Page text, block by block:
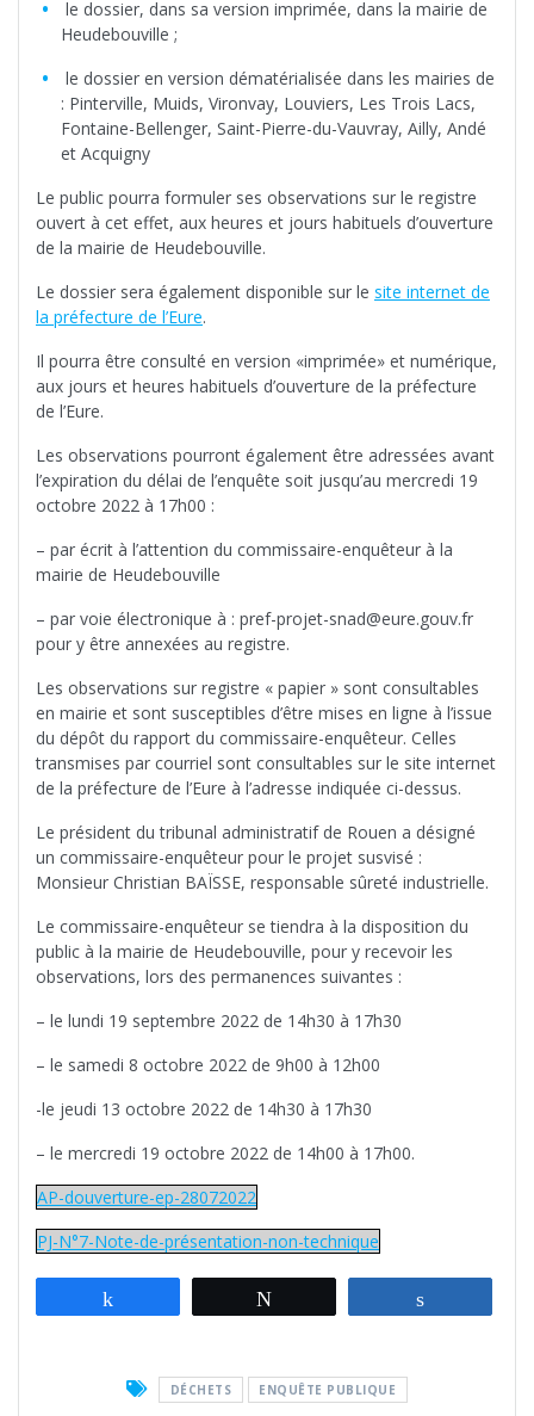
le dossier, dans sa version imprimée, dans la mairie de
Heudebouville ;
le dossier en version dématérialisée dans les mairies de
: Pinterville, Muids, Vironvay, Louviers, Les Trois Lacs,
Fontaine-Bellenger, Saint-Pierre-du-Vauvray, Ailly, Andé
et Acquigny
Le public pourra formuler ses observations sur le registre
ouvert à cet effet, aux heures et jours habituels d’ouverture
de la mairie de Heudebouville.
Le dossier sera également disponible sur le site internet de
la préfecture de l’Eure.
Il pourra être consulté en version «imprimée» et numérique,
aux jours et heures habituels d’ouverture de la préfecture
de l’Eure.
Les observations pourront également être adressées avant
l’expiration du délai de l’enquête soit jusqu’au mercredi 19
octobre 2022 à 17h00 :
– par écrit à l’attention du commissaire-enquêteur à la
mairie de Heudebouville
– par voie électronique à : pref-projet-snad@eure.gouv.fr
pour y être annexées au registre.
Les observations sur registre « papier » sont consultables
en mairie et sont susceptibles d’être mises en ligne à l’issue
du dépôt du rapport du commissaire-enquêteur. Celles
transmises par courriel sont consultables sur le site internet
de la préfecture de l’Eure à l’adresse indiquée ci-dessus.
Le président du tribunal administratif de Rouen a désigné
un commissaire-enquêteur pour le projet susvisé :
Monsieur Christian BAÏSSE, responsable sûreté industrielle.
Le commissaire-enquêteur se tiendra à la disposition du
public à la mairie de Heudebouville, pour y recevoir les
observations, lors des permanences suivantes :
– le lundi 19 septembre 2022 de 14h30 à 17h30
– le samedi 8 octobre 2022 de 9h00 à 12h00
-le jeudi 13 octobre 2022 de 14h30 à 17h30
– le mercredi 19 octobre 2022 de 14h00 à 17h00.
AP-douverture-ep-28072022
PJ-N°7-Note-de-présentation-non-technique
DÉCHETS ENQUÊTE PUBLIQUE